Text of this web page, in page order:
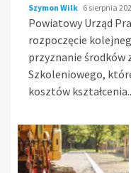
Szymon Wilk 6 sierpnia
Powiatowy Urząd
rozpoczęcie
przyznanie środków
Szkoleniowego,
kosztów